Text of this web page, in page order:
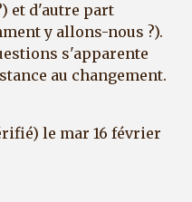
et d'autre part
y allons-nous ?).
s'apparente
au changement.
le mar 16 février